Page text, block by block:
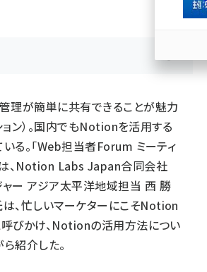
理が簡単に共有できることが魅力
ン）。国内でもNotionを活用する
る。「Web担当者Forum ミーティ
は、Notion Labs Japan合同会社
ャー アジア太平洋地域担当 ⻄ 勝
、忙しいマーケターにこそNotion
呼びかけ、Notionの活用方法につい
紹介した。